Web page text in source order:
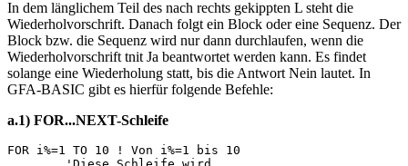
In dem länglichem Teil des nach rechts gekippten L steht die
Wiederholvorschrift. Danach folgt ein Block oder eine Sequenz. Der
Block bzw. die Sequenz wird nur dann durchlaufen, wenn die
Wiederholvorschrift tnit Ja beantwortet werden kann. Es findet
solange eine Wiederholung statt, bis die Antwort Nein lautet. In
GFA-BASIC gibt es hierfür folgende Befehle:
a.1) FOR...NEXT-Schleife
FOR i%=1 TO 10 ! Von i%=1 bis 10